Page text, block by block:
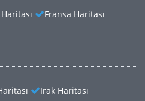
Fransa Haritası
Irak Haritası